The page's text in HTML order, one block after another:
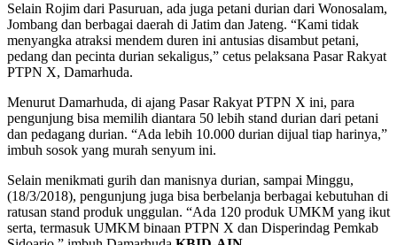
Selain Rojim dari Pasuruan, ada juga petani durian dari Wonosalam,
Jombang dan berbagai daerah di Jatim dan Jateng. “Kami tidak
menyangka atraksi mendem duren ini antusias disambut petani,
pedang dan pecinta durian sekaligus,” cetus pelaksana Pasar Rakyat
PTPN X, Damarhuda.
Menurut Damarhuda, di ajang Pasar Rakyat PTPN X ini, para
pengunjung bisa memilih diantara 50 lebih stand durian dari petani
dan pedagang durian. “Ada lebih 10.000 durian dijual tiap harinya,”
imbuh sosok yang murah senyum ini.
Selain menikmati gurih dan manisnya durian, sampai Minggu,
(18/3/2018), pengunjung juga bisa berbelanja berbagai kebutuhan di
ratusan stand produk unggulan. “Ada 120 produk UMKM yang ikut
serta, termasuk UMKM binaan PTPN X dan Disperindag Pemkab